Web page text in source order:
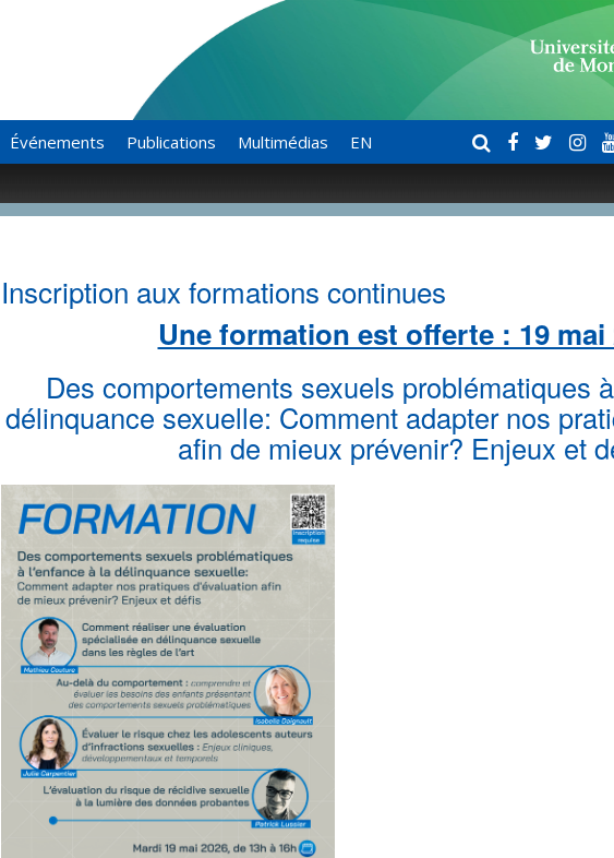
Événements Publications Multimédias EN
Inscription aux formations continues
Une formation est offerte : 19 mai
Des comportements sexuels problématiques
délinquance sexuelle: Commentadapter nos
afin de mieux prévenir? Enjeux et